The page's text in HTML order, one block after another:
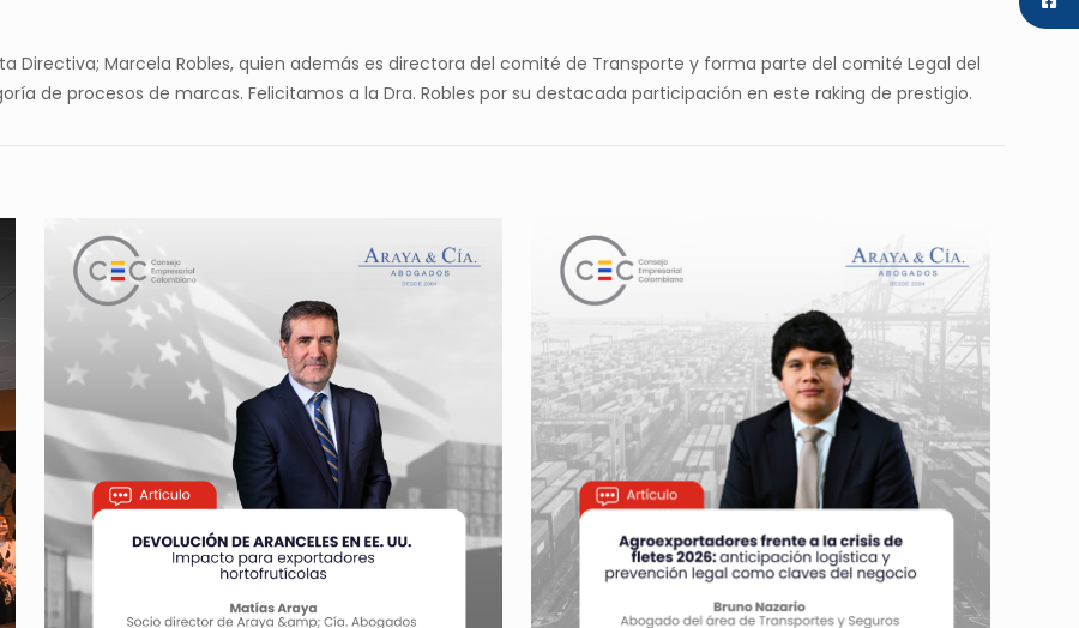
Directiva; Marcela Robles, quien además es directora del comité de Transporte y forma parte del comité Legal del
de procesos de marcas. Felicitamos a la Dra. Robles por su destacada participación en este raking de prestigio.